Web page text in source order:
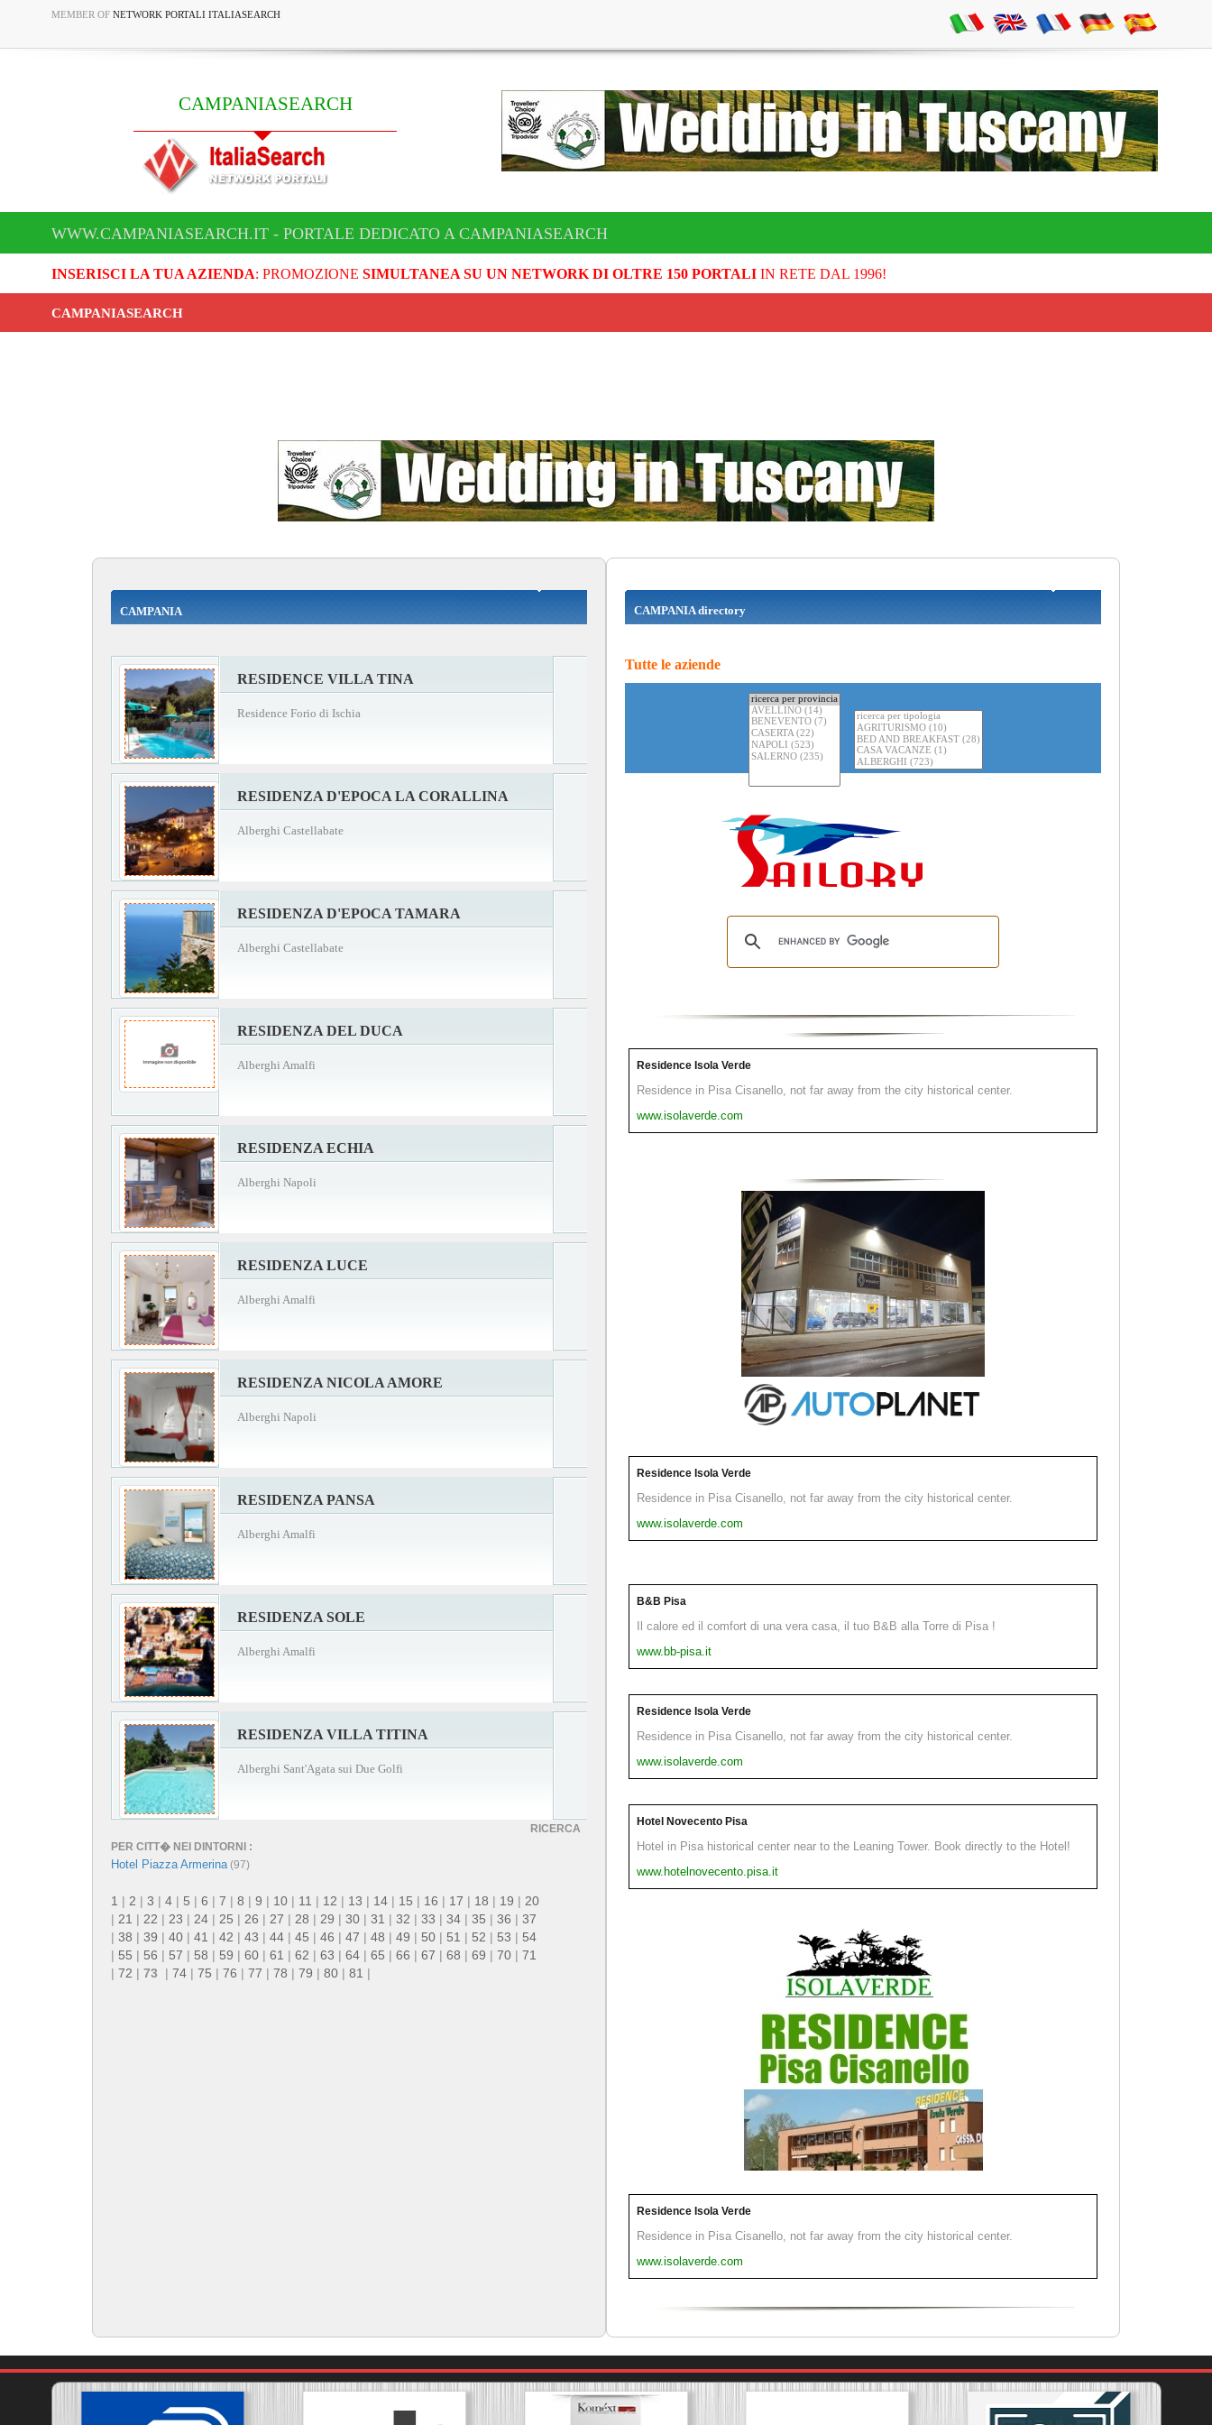
MEMBER OF NETWORK PORTALI ITALIASEARCH
CAMPANIASEARCH
WWW.CAMPANIASEARCH.IT - PORTALE DEDICATO A CAMPANIASEARCH
INSERISCI LA TUA AZIENDA: PROMOZIONE SIMULTANEA SU UN NETWORK DI OLTRE 150 PORTALIIN RETE DAL 1996!
CAMPANIASEARCH
CAMPANIA
RESIDENCE VILLA TINA
Residence Forio di Ischia
RESIDENZA D'EPOCA LA CORALLINA
Alberghi Castellabate
RESIDENZA D'EPOCA TAMARA
Alberghi Castellabate
RESIDENZA DEL DUCA
Alberghi Amalfi
RESIDENZA ECHIA
Alberghi Napoli
RESIDENZA LUCE
Alberghi Amalfi
RESIDENZA NICOLA AMORE
Alberghi Napoli
RESIDENZA PANSA
Alberghi Amalfi
RESIDENZA SOLE
Alberghi Amalfi
RESIDENZA VILLA TITINA
Alberghi Sant'Agata sui Due Golfi
RICERCA
PER CITT� NEI DINTORNI :
Hotel Piazza Armerina(97)
1 | 2 | 3 | 4 | 5 | 6 | 7 | 8 | 9 | 10 | 11 | 12 | 13 | 14 | 15 | 16 | 17 | 18 | 19 | 20
| 21 | 22 | 23 | 24 | 25 | 26 | 27 | 28 | 29 | 30 | 31 | 32 | 33 | 34 | 35 | 36 | 37
| 38 | 39 | 40 | 41 | 42 | 43 | 44 | 45 | 46 | 47 | 48 | 49 | 50 | 51 | 52 | 53 | 54
| 55 | 56 | 57 | 58 | 59 | 60 | 61 | 62 | 63 | 64 | 65 | 66 | 67 | 68 | 69 | 70 | 71
| 72 | 73 | 74 | 75 | 76 | 77 | 78 | 79 | 80 | 81 |
CAMPANIA directory
Tutte le aziende
Residence Isola Verde
Residence in Pisa Cisanello, not far away from the city historical center.
www.isolaverde.com
Residence Isola Verde
Residence in Pisa Cisanello, not far away from the city historical center.
www.isolaverde.com
B&B Pisa
Il calore ed il comfort di una vera casa, il tuo B&B alla Torre di Pisa !
www.bb-pisa.it
Residence Isola Verde
Residence in Pisa Cisanello, not far away from the city historical center.
www.isolaverde.com
Hotel Novecento Pisa
Hotel in Pisa historical center near to the Leaning Tower. Book directly to the Hotel!
www.hotelnovecento.pisa.it
Residence Isola Verde
Residence in Pisa Cisanello, not far away from the city historical center.
www.isolaverde.com